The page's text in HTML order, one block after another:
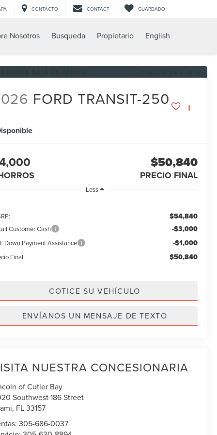
CONTACTO CONTACT GUARDADO
Nosotros Busqueda Propietario English
FORD TRANSIT-250
$50,840
PRECIO FINAL
Less
$54,840
Customer Cash -$3,000
Down Payment Assistance -$1,000
Final $50,840
COTICE SU VEHÍCULO
ENVÍANOS UN MENSAJE DE TEXTO
NUESTRA CONCESIONARIA
of Cutler Bay
Southwest 186 Street
, FL33157
305-686-0037